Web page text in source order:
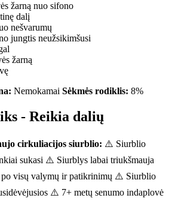
žarną nuo sifono
dalį
nešvarumų
jungtis neužsikimšusi
žarną
Nemokamai Sėkmės rodiklis: 8%
- Reikia dalių
cirkuliacijos siurblio: ⚠️ Siurblio
sukasi ⚠️ Siurblys labai triukšmauja
visų valymų ir patikrinimų ⚠️ Siurblio
⚠️ 7+ metų senumo indaplovė